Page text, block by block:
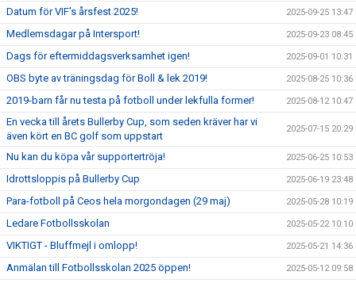
Datum för VIF’s årsfest 2025! 2025-09-25 13:47
Medlemsdagar på Intersport! 2025-09-23 08:45
Dags för eftermiddagsverksamhet igen! 2025-09-01 10:31
OBS byte av träningsdag för Boll & lek 2019! 2025-08-25 10:36
2019-barn får nu testa på fotboll under lekfulla former! 2025-08-12 10:47
En vecka till årets Bullerby Cup, som seden kräver har vi
även kört en BC golf som uppstart
2025-07-15 20:29
Nu kan du köpa vår supportertröja! 2025-06-25 10:53
Idrottsloppis på Bullerby Cup 2025-06-19 23:48
Para-fotboll på Ceos hela morgondagen (29 maj) 2025-05-28 10:19
Ledare Fotbollsskolan 2025-05-22 10:10
VIKTIGT - Bluffmejl i omlopp! 2025-05-21 14:36
Anmälan till Fotbollsskolan 2025 öppen! 2025-05-12 09:58